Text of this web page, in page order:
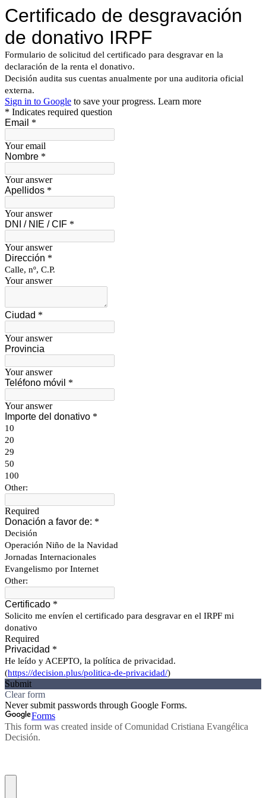
Certificado de desgravación
de donativo IRPF
Formulario de solicitud del certificado para desgravar en la
declaración de la renta el donativo.
Decisión audita sus cuentas anualmente por una auditoria oficial
externa.
Sign in to Google to save your progress. Learn more
* Indicates required question
Email *
Your email
Nombre *
Your answer
Apellidos *
Your answer
DNI / NIE / CIF *
Your answer
Dirección *
Calle, nº, C.P.
Your answer
Ciudad *
Your answer
Provincia
Your answer
Teléfono móvil *
Your answer
Importe del donativo *
10
20
29
50
100
Other:
Required
Donación a favor de: *
Decisión
Operación Niño de la Navidad
Jornadas Internacionales
Evangelismo por Internet
Other:
Certificado *
Solicito me envíen el certificado para desgravar en el IRPF mi
donativo
Required
Privacidad *
He leído y ACEPTO, la política de privacidad.
(https://decision.plus/politica-de-privacidad/)
Submit
Clear form
Never submit passwords through Google Forms.
Forms
This form was created inside of Comunidad Cristiana Evangélica
Decisión.